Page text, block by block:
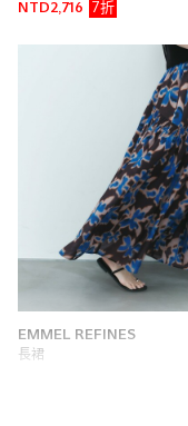
NTD2,716
7折
EMMEL REFINES
長裙